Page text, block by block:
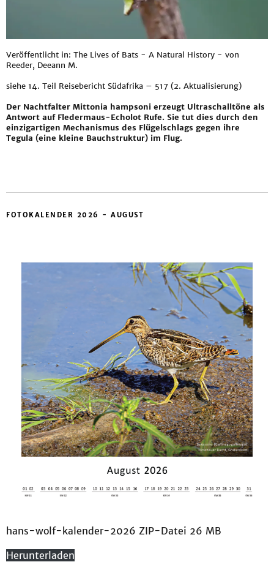
Veröffentlicht in: The Lives of Bats - A Natural History - von
Reeder, Deeann M.
siehe 14. Teil Reisebericht Südafrika – 517 (2. Aktualisierung)
Der Nachtfalter Mittonia hampsoni erzeugt Ultraschalltöne als
Antwort auf Fledermaus-Echolot Rufe. Sie tut dies durch den
einzigartigen Mechanismus des Flügelschlags gegen ihre
Tegula (eine kleine Bauchstruktur) im Flug.
FOTOKALENDER 2026 - AUGUST
hans-wolf-kalender-2026 ZIP-Datei 26 MB
Herunterladen